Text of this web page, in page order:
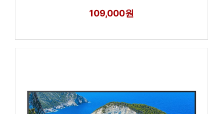
109,000원